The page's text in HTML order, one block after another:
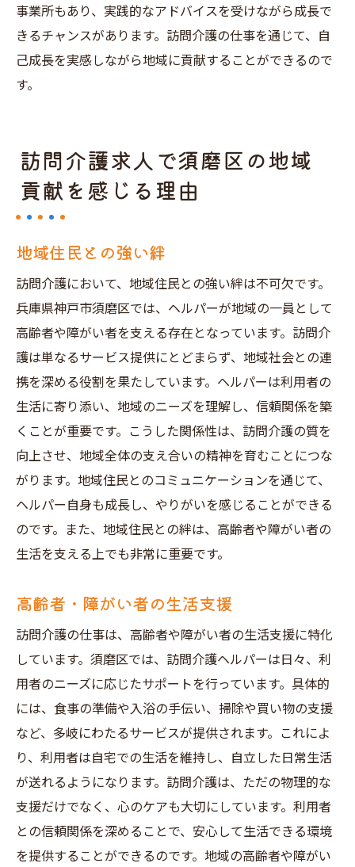
事業所もあり、実践的なアドバイスを受けながら成長で
きるチャンスがあります。訪問介護の仕事を通じて、自
己成長を実感しながら地域に貢献することができるので
す。
訪問介護求人で須磨区の地域
貢献を感じる理由
地域住民との強い絆
訪問介護において、地域住民との強い絆は不可欠です。
兵庫県神戸市須磨区では、ヘルパーが地域の一員として
高齢者や障がい者を支える存在となっています。訪問介
護は単なるサービス提供にとどまらず、地域社会との連
携を深める役割を果たしています。ヘルパーは利用者の
生活に寄り添い、地域のニーズを理解し、信頼関係を築
くことが重要です。こうした関係性は、訪問介護の質を
向上させ、地域全体の支え合いの精神を育むことにつな
がります。地域住民とのコミュニケーションを通じて、
ヘルパー自身も成長し、やりがいを感じることができる
のです。また、地域住民との絆は、高齢者や障がい者の
生活を支える上でも非常に重要です。
高齢者・障がい者の生活支援
訪問介護の仕事は、高齢者や障がい者の生活支援に特化
しています。須磨区では、訪問介護ヘルパーは日々、利
用者のニーズに応じたサポートを行っています。具体的
には、食事の準備や入浴の手伝い、掃除や買い物の支援
など、多岐にわたるサービスが提供されます。これによ
り、利用者は自宅での生活を維持し、自立した日常生活
が送れるようになります。訪問介護は、ただの物理的な
支援だけでなく、心のケアも大切にしています。利用者
との信頼関係を深めることで、安心して生活できる環境
を提供することができるのです。地域の高齢者や障がい